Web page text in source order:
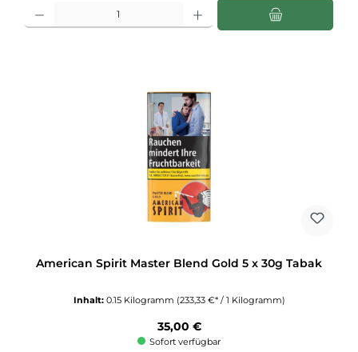
Produkt Anzahl: Gib den gewünschten Wert ein oder benutze die Schaltflächen
American Spirit Master Blend Gold 5 x 30g Tabak
Inhalt: 0.15 Kilogramm (233,33 €* / 1 Kilogramm)
Regulärer Preis:
35,00 €
Sofort verfügbar